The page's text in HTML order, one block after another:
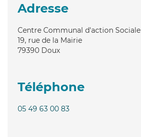
Adresse
Centre Communal d'action Sociale
19, rue de la Mairie
79390 Doux
Téléphone
05 49 63 00 83